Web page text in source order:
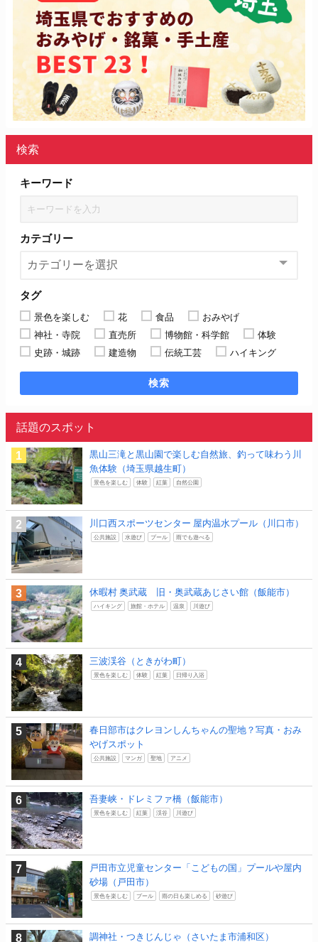
検索
キーワード
カテゴリー
タグ
景色を楽しむ 花 食品
おみやげ
神社・寺院
直売所 博物館・科学館
体験
史跡・城跡
建造物 伝統工芸 ハイキング
検索
話題のスポット
黒山三滝と黒山園で楽しむ自然旅、釣って味わう川
魚体験（埼玉県越生町）
景色を楽しむ 体験 紅葉 自然公園
川口西スポーツセンター 屋内温水プール（川口市）
公共施設 水遊び プール 雨でも遊べる
休暇村 奥武蔵 旧・奥武蔵あじさい館（飯能市）
ハイキング 旅館・ホテル 温泉 川遊び
三波渓谷（ときがわ町）
景色を楽しむ 体験 紅葉 日帰り入浴
春日部市はクレヨンしんちゃんの聖地？写真・おみ
やげスポット
公共施設 マンガ 聖地 アニメ
吾妻峡・ドレミファ橋（飯能市）
景色を楽しむ 紅葉 渓谷 川遊び
戸田市立児童センター「こどもの国」プールや屋内
砂場（戸田市）
景色を楽しむ プール 雨の日も楽しめる 砂遊び
調神社・つきじんじゃ（さいたま市浦和区）